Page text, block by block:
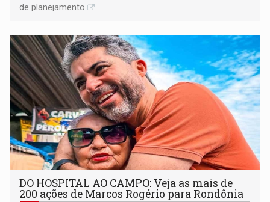
de planejamento
DO HOSPITAL AO CAMPO: Veja as mais de
200 ações de Marcos Rogério para Rondônia